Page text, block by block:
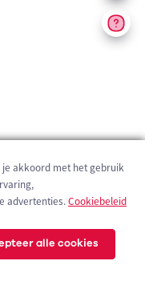
akkoord met het gebruik
advertenties.Cookiebeleid
alle cookies